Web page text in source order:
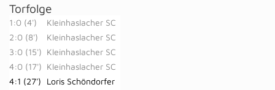
Torfolge
1:0 (4')
Kleinhaslacher SC
2:0 (8')
Kleinhaslacher SC
3:0 (15') Kleinhaslacher SC
4:0 (17') Kleinhaslacher SC
4:1 (27')
Loris Schöndorfer